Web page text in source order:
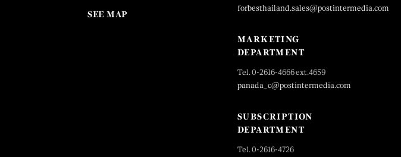
SEE MAP
forbesthailand.sales@postintermedia.com
MARKETING
DEPARTMENT
Tel. 0-2616-4666 ext.4659
panada_c@postintermedia.com
SUBSCRIPTION
DEPARTMENT
Tel. 0-2616-4726